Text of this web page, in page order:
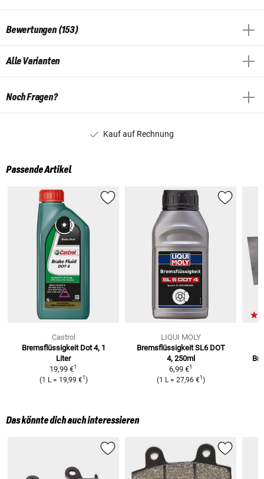
Bewertungen (153)
Alle Varianten
Noch Fragen?
Kauf auf Rechnung
Passende Artikel
Castrol
Bremsflüssigkeit Dot 4, 1
Liter
19,99 €1
(1 L= 19,99 €1 )
LIQUI MOLY
Bremsflüssigkeit SL6 DOT
4, 250ml
6,99 €1
(1 L= 27,96 €1 )
Das könnte dich auch interessieren